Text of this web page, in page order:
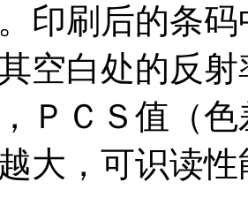
印刷后的条
空白处的反
ＰＣＳ值（
大，可识读